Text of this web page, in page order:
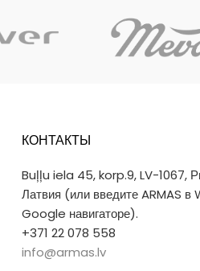
КОНТАКТЫ
Buļļu iela 45, korp.9, LV-1067,
Латвия (или введите ARMAS в
Google навигаторе).
+371 22 078 558
info@armas.lv